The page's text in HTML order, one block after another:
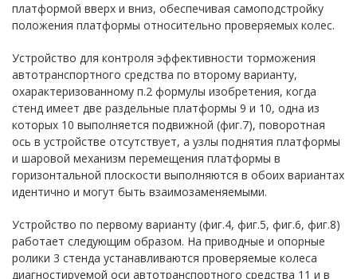
платформой вверх и вниз, обеспечивая самоподстройку
положения платформы относительно проверяемых колес.
Устройство для контроля эффективности торможения
автотранспортного средства по второму варианту,
охарактеризованному п.2 формулы изобретения, когда
стенд имеет две раздельные платформы 9 и 10, одна из
которых 10 выполняется подвижной (фиг.7), поворотная
ось в устройстве отсутствует, а узлы поднятия платформы
и шаровой механизм перемещения платформы в
горизонтальной плоскости выполняются в обоих вариантах
идентично и могут быть взаимозаменяемыми.
Устройство по первому варианту (фиг.4, фиг.5, фиг.6, фиг.8)
работает следующим образом. На приводные и опорные
ролики 3 стенда устанавливаются проверяемые колеса
диагностируемой оси автотранспортного средства 11 и в